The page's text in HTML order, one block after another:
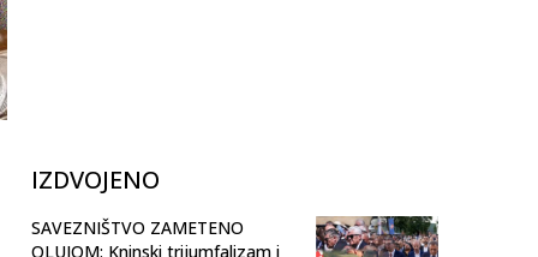
IZDVOJENO
SAVEZNIŠTVO ZAMETENO
OLUJOM: Kninski trijumfalizam i